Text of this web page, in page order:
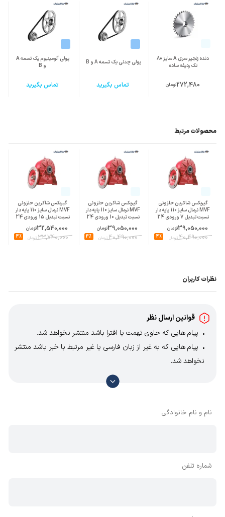
دنده زنجیر سری A سایز 80
تک ردیفه ساده
272,480تومان
پولی چدنی یک تسمه A و B
تماس بگیرید
پولی آلومینیوم یک تسمه A
و B
تماس بگیرید
محصولات مرتبط
گیربکس شاکرین حلزونی
MVF نرمال سایز 110 پایه دار
نسبت تبدیل 7 ورودی 24
پوسته چدن
39,050,000تومان
40,490,000تومان 4%
گیربکس شاکرین حلزونی
MVF نرمال سایز 110 پایه دار
نسبت تبدیل 10 ورودی 24
پوسته چدن
39,050,000تومان
40,490,000تومان 4%
گیربکس شاکرین حلزونی
MVF نرمال سایز 110 پایه دار
نسبت تبدیل 15 ورودی 24
پوسته چدن
32,540,000تومان
33,740,000تومان 4%
نظرات کاربران
قوانین ارسال نظر
پیام هایی که حاوی تهمت یا افترا باشد منتشر نخواهد شد.
پیام هایی که به غیر از زبان فارسی یا غیر مرتبط با خبر باشد منتشر
نخواهد شد.
با توجه به آن که امکان موافقت یا مخالفت با محتوای نظرات
وجود دارد، معمولا نظراتی که محتوای مشابه دارند، انتشار نمی‌یابند
نام و نام خانوادگی
شماره تلفن